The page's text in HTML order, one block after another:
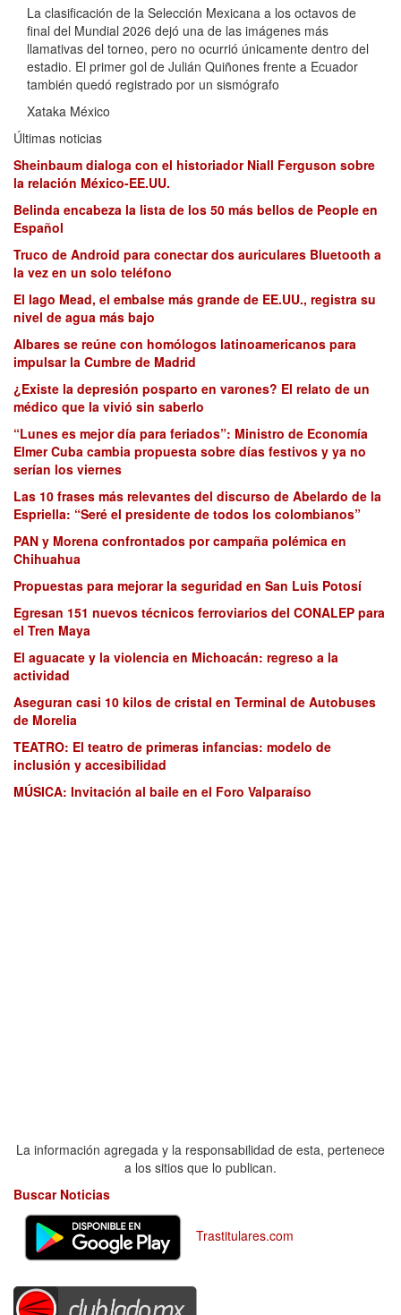
La clasificación de la Selección Mexicana a los octavos de
final del Mundial 2026 dejó una de las imágenes más
llamativas del torneo, pero no ocurrió únicamente dentro del
estadio. El primer gol de Julián Quiñones frente a Ecuador
también quedó registrado por un sismógrafo
Xataka México
Últimas noticias
Sheinbaum dialoga con el historiador Niall Ferguson sobre
la relación México-EE.UU.
Belinda encabeza la lista de los 50 más bellos de People en
Español
Truco de Android para conectar dos auriculares Bluetooth a
la vez en un solo teléfono
El lago Mead, el embalse más grande de EE.UU., registra su
nivel de agua más bajo
Albares se reúne con homólogos latinoamericanos para
impulsar la Cumbre de Madrid
¿Existe la depresión posparto en varones? El relato de un
médico que la vivió sin saberlo
“Lunes es mejor día para feriados”: Ministro de Economía
Elmer Cuba cambia propuesta sobre días festivos y ya no
serían los viernes
Las 10 frases más relevantes del discurso de Abelardo de la
Espriella: “Seré el presidente de todos los colombianos”
PAN y Morena confrontados por campaña polémica en
Chihuahua
Propuestas para mejorar la seguridad en San Luis Potosí
Egresan 151 nuevos técnicos ferroviarios del CONALEP para
el Tren Maya
El aguacate y la violencia en Michoacán: regreso a la
actividad
Aseguran casi 10 kilos de cristal en Terminal de Autobuses
de Morelia
TEATRO: El teatro de primeras infancias: modelo de
inclusión y accesibilidad
MÚSICA: Invitación al baile en el Foro Valparaíso
La información agregada y la responsabilidad de esta, pertenece
a los sitios que lo publican.
Buscar Noticias
Trastitulares.com